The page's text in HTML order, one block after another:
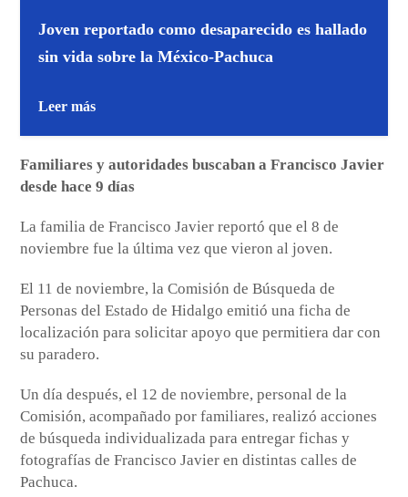
Joven reportado como desaparecido es hallado
sin vida sobre la México-Pachuca
Leer más
Familiares y autoridades buscaban a Francisco Javier
desde hace 9 días
La familia de Francisco Javier reportó que el 8 de
noviembre fue la última vez que vieron al joven.
El 11 de noviembre, la Comisión de Búsqueda de
Personas del Estado de Hidalgo emitió una ficha de
localización para solicitar apoyo que permitiera dar con
su paradero.
Un día después, el 12 de noviembre, personal de la
Comisión, acompañado por familiares, realizó acciones
de búsqueda individualizada para entregar fichas y
fotografías de Francisco Javier en distintas calles de
Pachuca.